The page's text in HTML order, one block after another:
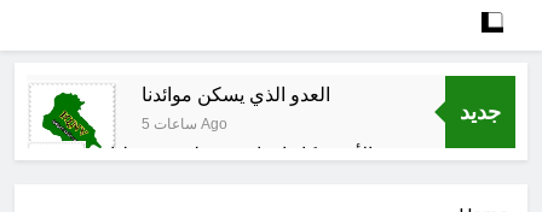
جديد
العدو الذي يسكن موائدنا
5 ساعات Ago
بالأمس كانوا يراهنون على سقوطنا